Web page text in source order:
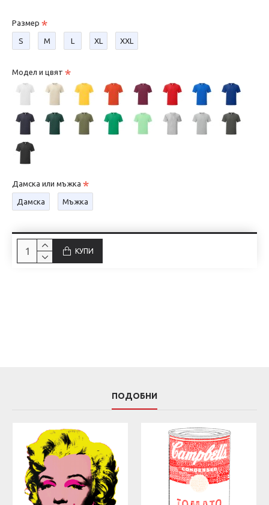
Размер
S М L XL XXL
Модел и цвят
Дамска или мъжка
Дамска Мъжка
КУПИ
ПОДОБНИ